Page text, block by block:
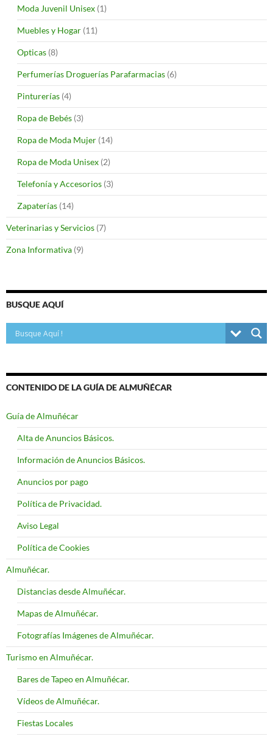
Moda Juvenil Unisex (1)
Muebles y Hogar (11)
Opticas (8)
Perfumerías Droguerías Parafarmacias (6)
Pinturerías (4)
Ropa de Bebés (3)
Ropa de Moda Mujer (14)
Ropa de Moda Unisex (2)
Telefonía y Accesorios (3)
Zapaterías (14)
Veterinarias y Servicios (7)
Zona Informativa (9)
BUSQUE AQUÍ
CONTENIDO DE LA GUÍA DE ALMUÑÉCAR
Guía de Almuñécar
Alta de Anuncios Básicos.
Información de Anuncios Básicos.
Anuncios por pago
Política de Privacidad.
Aviso Legal
Política de Cookies
Almuñécar.
Distancias desde Almuñécar.
Mapas de Almuñécar.
Fotografías Imágenes de Almuñécar.
Turismo en Almuñécar.
Bares de Tapeo en Almuñécar.
Vídeos de Almuñécar.
Fiestas Locales